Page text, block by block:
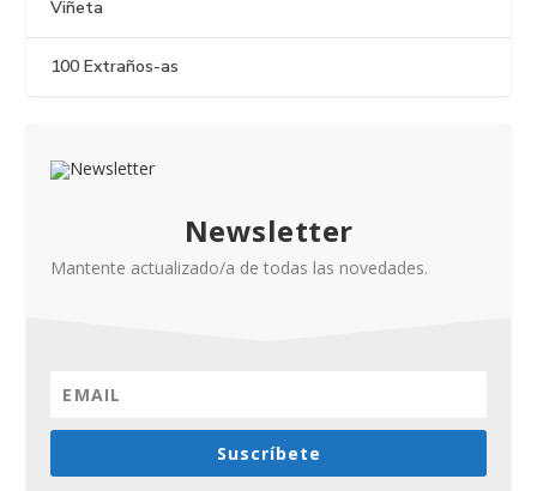
Viñeta
100 Extraños-as
Newsletter
Mantente actualizado/a de todas las novedades.
Suscríbete